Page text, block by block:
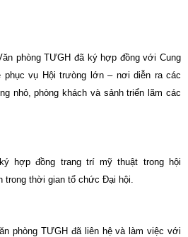
phòng TƯGH đã ký hợp đồng với Cung
phục vụ Hội trưòng lớn – nơi diễn ra các
nhỏ, phòng khách và sảnh triển lãm các
hợp đồng trang trí mỹ thuật trong hội
trong thời gian tổ chức Đại hội.
phòng TƯGH đã liên hệ và làm việc với